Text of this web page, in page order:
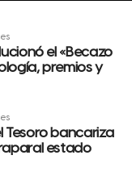
el «Becazo
premios y
Tesoro bancariza
estado